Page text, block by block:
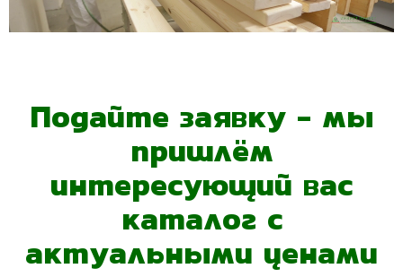
Подайте заявку - мы
пришлём
интересующий вас
каталог с
актуальными ценами